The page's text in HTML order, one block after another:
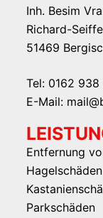
Inh. Besim
Richard-
51469
Tel: 0162
E-Mail:
Entfernung
Hagelschäden
Parkschäden